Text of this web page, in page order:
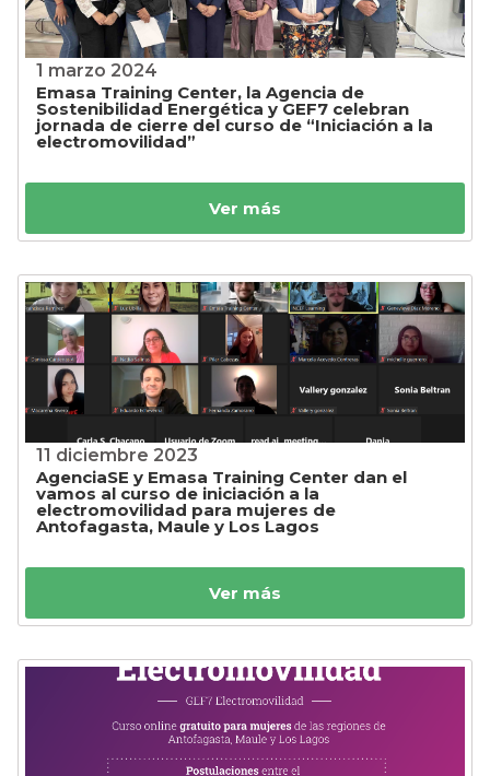
1 marzo 2024
Emasa Training Center, la Agencia de
Sostenibilidad Energética y GEF7 celebran
jornada de cierre del curso de “Iniciación a la
electromovilidad”
Ver más
11 diciembre 2023
AgenciaSE y Emasa Training Center dan el
vamos al curso de iniciación a la
electromovilidad para mujeres de
Antofagasta, Maule y Los Lagos
Ver más